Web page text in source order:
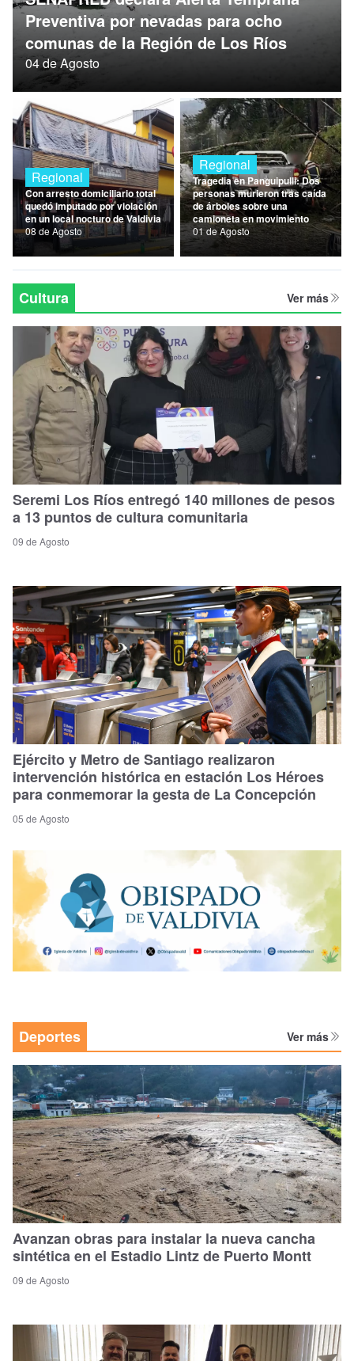
Nacional
Política
Preventiva por nevadas para ocho
comunas de la Región de Los Ríos
04 de Agosto
Regional
Con arresto domiciliario total
quedó imputado por violación
en un local nocturo de Valdivia
08 de Agosto
Regional
Tragedia en Panguipulli: Dos
personas murieron tras caída
de árboles sobre una
camioneta en movimiento
01 de Agosto
Cultura Ver más
Seremi Los Ríos entregó 140 millones de pesos
a 13 puntos de cultura comunitaria
09 de Agosto
Ejército y Metro de Santiago realizaron
intervención histórica en estación Los Héroes
para conmemorar la gesta de La Concepción
05 de Agosto
Deportes Ver más
Avanzan obras para instalar la nueva cancha
sintética en el Estadio Lintz de Puerto Montt
09 de Agosto